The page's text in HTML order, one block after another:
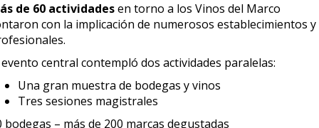
de 60 actividadesen torno a los Vinos del Marco
con la implicación de numerosos establecimientos y
evento central contempló dos actividades paralelas:
Una gran muestra de bodegas y vinos
Tres sesiones magistrales
bodegas – más de 200 marcas degustadas